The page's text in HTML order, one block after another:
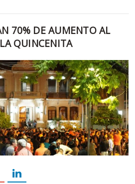
70% DE AUMENTO AL
QUINCENITA